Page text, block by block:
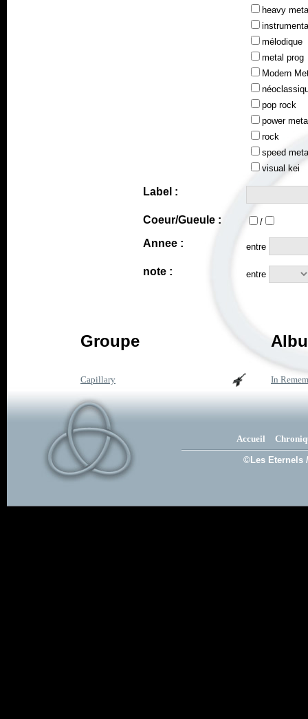
heavy
mélodique
metal prog
Modern
pop rock
power
rock
speed
visual kei
Label :
Coeur/Gueule : /
Annee : entre
note : entre
Groupe
Capillary In
Accueil
©Les Eternels